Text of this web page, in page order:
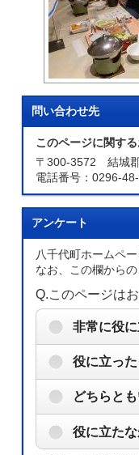
問い合わせ先
このページに関す
〒300-3572 結城
電話番号：0296-
アンケート
八千代町ホームペ
なお、この欄から
Q.このページは
非常に役
役に立った
どちらと
役に立た